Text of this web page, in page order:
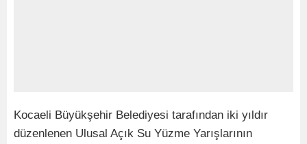
Kocaeli Büyükşehir Belediyesi tarafından iki yıldır
düzenlenen Ulusal Açık Su Yüzme Yarışlarının